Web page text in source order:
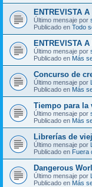
ENTREVISTA
Último mensaje por
Publicado en Todo
ENTREVISTA
Último mensaje por
Publicado en Más
Concurso de
Último mensaje por
Publicado en Más
Tiempo para la
Último mensaje por
Publicado en Más
Librerías de
Último mensaje por
Publicado en Fuera
Dangerous
Último mensaje por
Publicado en Más